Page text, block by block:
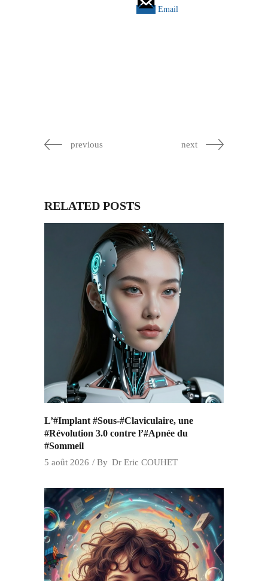
Email
previous next
RELATED POSTS
L’#Implant #Sous-#Claviculaire, une
#Révolution 3.0 contre l’#Apnée du
#Sommeil
5 août 2026 By Dr Eric COUHET